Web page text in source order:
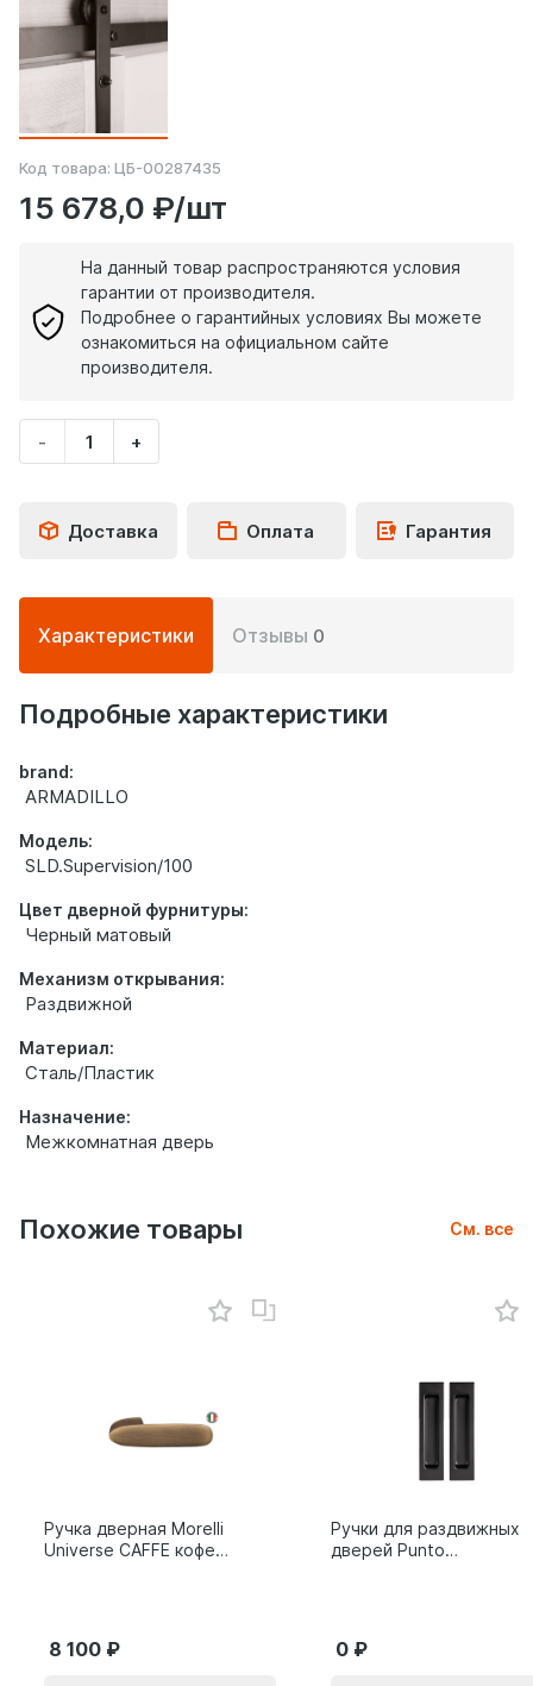
Код товара: ЦБ-00287435
15 678,0 ₽/шт
На данный товар распространяются условия
гарантии от производителя.
Подробнее о гарантийных условиях Вы можете
ознакомиться на официальном сайте
производителя.
-
Укажите
количество
+
Доставка Оплата Гарантия
Подробная
информация
о
товаре
Характеристики Отзывы 0
Подробные характеристики
brand:
ARMADILLO
Модель:
SLD.Supervision/100
Цвет дверной фурнитуры:
Черный матовый
Механизм открывания:
Раздвижной
Материал:
Сталь/Пластик
Назначение:
Межкомнатная дверь
Похожие товары См. все
Ручка дверная Morelli
Universe CAFFE кофе
8 100
Ручки для раздвижных
дверей Punto
0